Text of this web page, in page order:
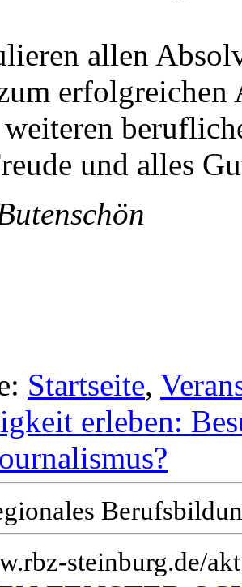
allen
erfolgreichen
und alles
Startseite,
erleben:
steinburg.de/